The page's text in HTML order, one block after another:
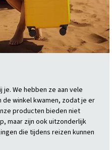
We hebben ze aan vele
winkel kwamen, zodat je er
producten bieden niet
maar zijn ook uitzonderlijk
die tijdens reizen kunnen